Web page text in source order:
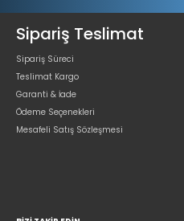
Sipariş Teslimat
Sipariş Süreci
Teslimat Kargo
Garanti & İade
Ödeme Seçenekleri
Mesafeli Satış Sözleşmesi